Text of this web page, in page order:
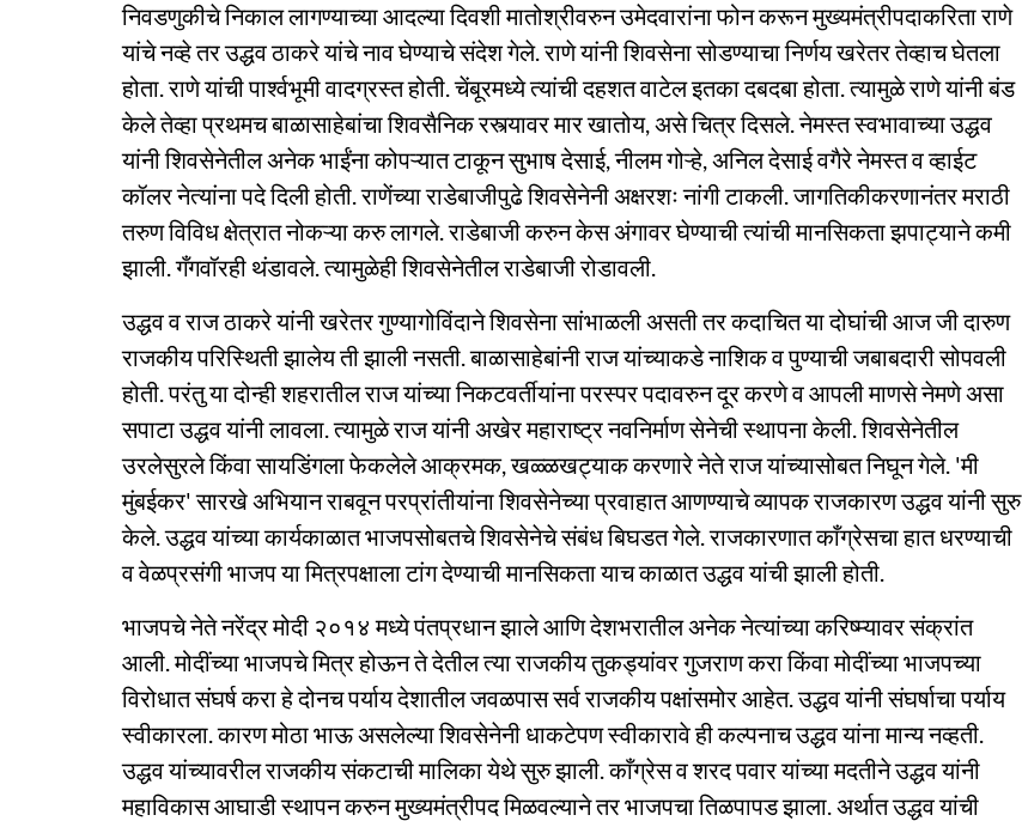
निवडणुकीचे निकाल लागण्याच्या आदल्या दिवशी मातोश्रीवरुन उमेदवारांना फोन करून मुख्यमंत्रीपदाकरिता राणे
यांचे नव्हे तर उद्धव ठाकरे यांचे नाव घेण्याचे संदेश गेले. राणे यांनी शिवसेना सोडण्याचा निर्णय खरेतर तेव्हाच घेतला
होता. राणे यांची पार्श्वभूमी वादग्रस्त होती. चेंबूरमध्ये त्यांची दहशत वाटेल इतका दबदबा होता. त्यामुळे राणे यांनी बंड
केले तेव्हा प्रथमच बाळासाहेबांचा शिवसैनिक रस्त्यावर मार खातोय, असे चित्र दिसले. नेमस्त स्वभावाच्या उद्धव
यांनी शिवसेनेतील अनेक भाईंना कोपऱ्यात टाकून सुभाष देसाई, नीलम गोऱ्हे, अनिल देसाई वगैरे नेमस्त व व्हाईट
कॉलर नेत्यांना पदे दिली होती. राणेंच्या राडेबाजीपुढे शिवसेनेनी अक्षरशः नांगी टाकली. जागतिकीकरणानंतर मराठी
तरुण विविध क्षेत्रात नोकऱ्या करु लागले. राडेबाजी करुन केस अंगावर घेण्याची त्यांची मानसिकता झपाट्याने कमी
झाली. गँगवॉरही थंडावले. त्यामुळेही शिवसेनेतील राडेबाजी रोडावली.
उद्धव व राज ठाकरे यांनी खरेतर गुण्यागोविंदाने शिवसेना सांभाळली असती तर कदाचित या दोघांची आज जी दारुण
राजकीय परिस्थिती झालेय ती झाली नसती. बाळासाहेबांनी राज यांच्याकडे नाशिक व पुण्याची जबाबदारी सोपवली
होती. परंतु या दोन्ही शहरातील राज यांच्या निकटवर्तीयांना परस्पर पदावरुन दूर करणे व आपली माणसे नेमणे असा
सपाटा उद्धव यांनी लावला. त्यामुळे राज यांनी अखेर महाराष्ट्र नवनिर्माण सेनेची स्थापना केली. शिवसेनेतील
उरलेसुरले किंवा सायडिंगला फेकलेले आक्रमक, खळ्ळखट्याक करणारे नेते राज यांच्यासोबत निघून गेले. 'मी
मुंबईकर' सारखे अभियान राबवून परप्रांतीयांना शिवसेनेच्या प्रवाहात आणण्याचे व्यापक राजकारण उद्धव यांनी सुरु
केले. उद्धव यांच्या कार्यकाळात भाजपसोबतचे शिवसेनेचे संबंध बिघडत गेले. राजकारणात काँग्रेसचा हात धरण्याची
व वेळप्रसंगी भाजप या मित्रपक्षाला टांग देण्याची मानसिकता याच काळात उद्धव यांची झाली होती.
भाजपचे नेते नरेंद्र मोदी २०१४ मध्ये पंतप्रधान झाले आणि देशभरातील अनेक नेत्यांच्या करिष्म्यावर संक्रांत
आली. मोदींच्या भाजपचे मित्र होऊन ते देतील त्या राजकीय तुकड्यांवर गुजराण करा किंवा मोदींच्या भाजपच्या
विरोधात संघर्ष करा हे दोनच पर्याय देशातील जवळपास सर्व राजकीय पक्षांसमोर आहेत. उद्धव यांनी संघर्षाचा पर्याय
स्वीकारला. कारण मोठा भाऊ असलेल्या शिवसेनेनी धाकटेपण स्वीकारावे ही कल्पनाच उद्धव यांना मान्य नव्हती.
उद्धव यांच्यावरील राजकीय संकटाची मालिका येथे सुरु झाली. काँग्रेस व शरद पवार यांच्या मदतीने उद्धव यांनी
महाविकास आघाडी स्थापन करुन मुख्यमंत्रीपद मिळवल्याने तर भाजपचा तिळपापड झाला. अर्थात उद्धव यांची